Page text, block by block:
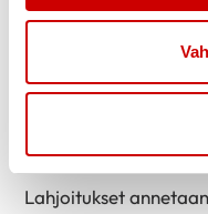
lähemmäs
mittari ja siihen
mukana sinne,
Anna tukesi ja auta
tulevaisuutta <3
Lahjoitukset